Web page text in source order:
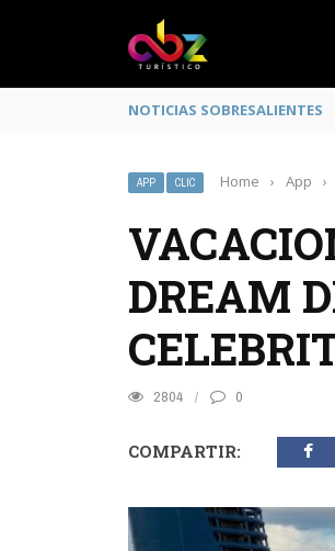
NOTICIAS SOBRESALIENTES
APP CLIC Home › App ›
DREAM
2804 0
COMPARTIR: